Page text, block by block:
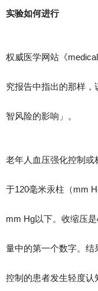
实验如何进行
权威医学网站《
究报告中指出的那样
智风险的影响」。
老年人血压强化控制
于120毫米汞柱（mm
mm Hg以下。收缩压
量中的第一个数字。
控制的患者发生轻度认